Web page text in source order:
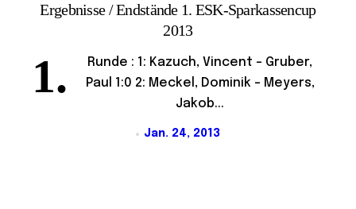
Ergebnisse / Endstände 1. ESK-Sparkassencup
2013
1.
Runde : 1: Kazuch, Vincent - Gruber,
Paul 1:0 2: Meckel, Dominik - Meyers,
Jakob...
Jan. 24, 2013